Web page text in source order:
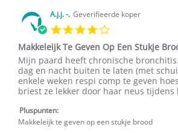
on
1
Feb
2017
A.j.j. -. Geverifieerde koper
rating
Makkeleijk Te Geven Op Een Stukje
Review
by
A.j.j.
-.
16
Nov
review
stating
Makkeleijk
Te
Op
Een
Mijn paard heeft chronische
dag en nacht buiten te laten (met
enkele weken respi comp te geven
briest ze lekker door haar neus tijdens
Pluspunten:
Makkeleijk te geven op een stukje brood